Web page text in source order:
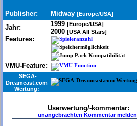
Publisher: Midway [Europe/USA]
Jahr: 1999 [Europe/USA]
2000 [USA All Stars]
Features:
VMU-Feature:
SEGA-
Dreamcast.com
Wertung:
Userwertung/-kommentar:
unangebrachten Kommentar melden